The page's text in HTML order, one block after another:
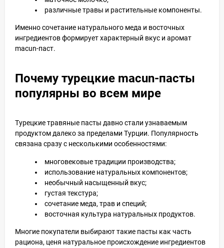
различные травы и растительные компоненты.
Именно сочетание натурального меда и восточных
ингредиентов формирует характерный вкус и аромат
macun-паст.
Почему турецкие macun-пасты
популярны во всем мире
Турецкие травяные пасты давно стали узнаваемым
продуктом далеко за пределами Турции. Популярность
связана сразу с несколькими особенностями:
многовековые традиции производства;
использование натуральных компонентов;
необычный насыщенный вкус;
густая текстура;
сочетание меда, трав и специй;
восточная культура натуральных продуктов.
Многие покупатели выбирают такие пасты как часть
рациона, ценя натуральное происхождение ингредиентов